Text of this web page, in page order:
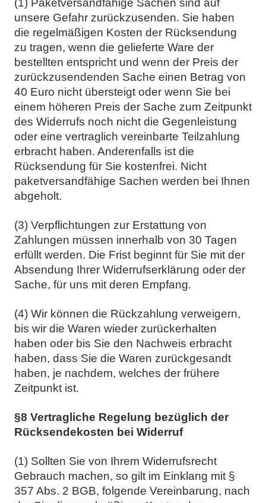
(1) Paketversandfähige Sachen sind auf
unsere Gefahr zurückzusenden. Sie haben
die regelmäßigen Kosten der Rücksendung
zu tragen, wenn die gelieferte Ware der
bestellten entspricht und wenn der Preis der
zurückzusendenden Sache einen Betrag von
40 Euro nicht übersteigt oder wenn Sie bei
einem höheren Preis der Sache zum Zeitpunkt
des Widerrufs noch nicht die Gegenleistung
oder eine vertraglich vereinbarte Teilzahlung
erbracht haben. Anderenfalls ist die
Rücksendung für Sie kostenfrei. Nicht
paketversandfähige Sachen werden bei Ihnen
abgeholt.
(3) Verpflichtungen zur Erstattung von
Zahlungen müssen innerhalb von 30 Tagen
erfüllt werden. Die Frist beginnt für Sie mit der
Absendung Ihrer Widerrufserklärung oder der
Sache, für uns mit deren Empfang.
(4) Wir können die Rückzahlung verweigern,
bis wir die Waren wieder zurückerhalten
haben oder bis Sie den Nachweis erbracht
haben, dass Sie die Waren zurückgesandt
haben, je nachdem, welches der frühere
Zeitpunkt ist.
§8 Vertragliche Regelung bezüglich der
Rücksendekosten bei Widerruf
(1) Sollten Sie von Ihrem Widerrufsrecht
Gebrauch machen, so gilt im Einklang mit §
357 Abs. 2 BGB, folgende Vereinbarung, nach